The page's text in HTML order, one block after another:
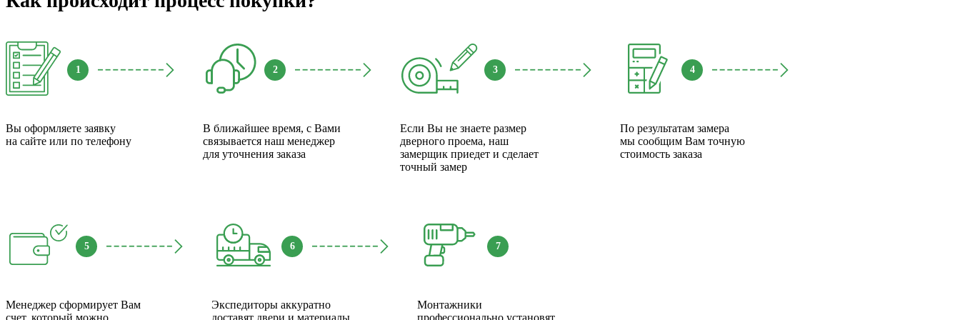
1
Вы оформляете заявку
на сайте или по телефону
2
В ближайшее время, с Вами
связывается наш менеджер
для уточнения заказа
3
Если Вы не знаете размер
дверного проема, наш
замерщик приедет и сделает
точный замер
4
По результатам замера
мы сообщим Вам точную
стоимость заказа
5
Менеджер сформирует Вам
счет, который можно
6
Экспедиторы аккуратно
доставят двери и материалы
7
Монтажники
профессионально установят